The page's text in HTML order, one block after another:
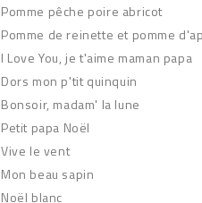
Pomme pêche poire abricot
Pomme de reinette et pomme
I Love You, je t'aime maman papa
Dors mon p'tit quinquin
Bonsoir, madam' la lune
Petit papa Noël
Vive le vent
Mon beau sapin
Noël blanc